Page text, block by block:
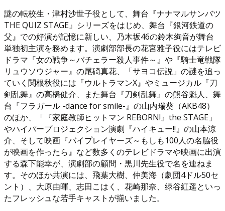
謎の転校生・津村沙世子役として、舞台『ナナマルサンバツ
THE QUIZ STAGE』シリーズをはじめ、舞台『銀河鉄道の
父』での好演が記憶に新しい、乃木坂46の鈴木絢音が舞台
単独初主演を務めます。演劇部部長の花宮雅子役にはテレビ
ドラマ『女の戦争～バチェラー殺人事件～』や『騎士竜戦隊
リュウソウジャー』の尾碕真花、「サヨコ伝説」の謎を追っ
ていく関根秋役には『ウルトラマンX』やミュージカル『刀
剣乱舞』の高橋健介、また舞台『刀剣乱舞』の熊谷魁人、舞
台『フラガール -dance for smile-』の山内瑞葵（AKB48）
のほか、「『家庭教師ヒットマン REBORN!』the STAGE」
やハイパープロジェクション演劇『ハイキュー!!』の山本涼
介、そして映画『バイプレイヤーズ～もしも100人の名脇役
が映画を作ったら』など数多くのテレビドラマや映画に出演
する森下能幸が、演劇部の顧問・黒川先生役で名を連ねま
す。そのほか共演には、飛葉大樹、仲美海（劇団4ドル50セ
ント）、大原由暉、志田こはく、花崎那奈、緑谷紅遥といっ
たフレッシュな若手キャストが揃いました。